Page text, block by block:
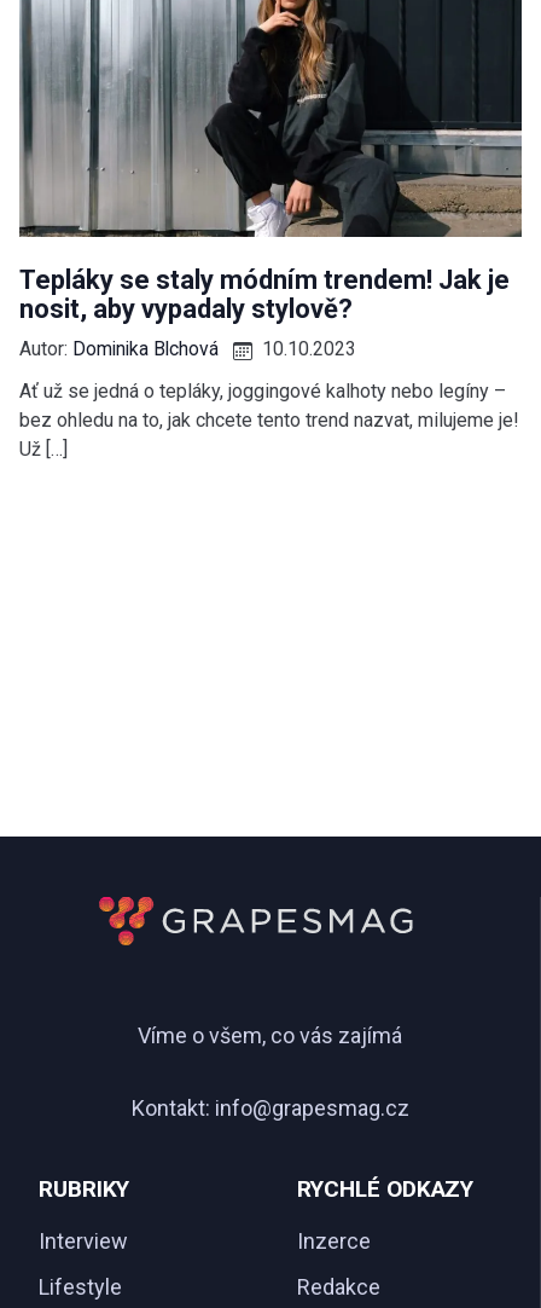
Tepláky se staly módním trendem! Jak je
nosit, aby vypadaly stylově?
Autor: Dominika Blchová
10.10.2023
Ať už se jedná o tepláky, joggingové kalhoty nebo legíny –
bez ohledu na to, jak chcete tento trend nazvat, milujeme je!
Už […]
Víme o všem, co vás zajímá
Kontakt: info@grapesmag.cz
RUBRIKY
Interview
Lifestyle
RYCHLÉ ODKAZY
Inzerce
Redakce